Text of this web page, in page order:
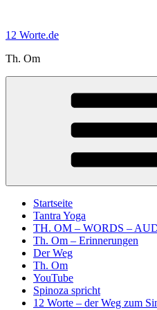
springen
12 Worte.de
Th. Om
Startseite
Tantra Yoga
TH. OM – WORDS –
Th. Om – Erinnerungen
Der Weg
Th. Om
YouTube
Spinoza spricht
12 Worte – der Weg zum